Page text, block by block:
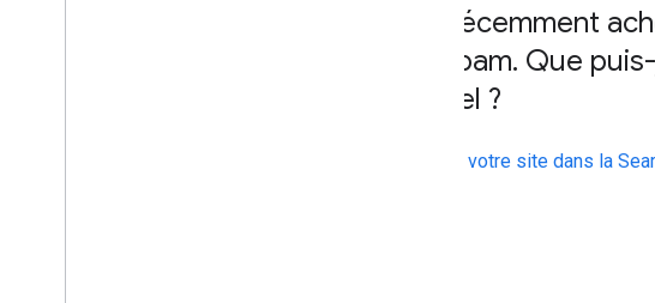
J'ai récemment
du spam. Que
actuel ?
Validez votre site dans la